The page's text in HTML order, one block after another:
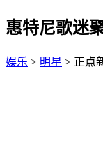
惠特尼歌迷
娱乐 > 明星 > 正点